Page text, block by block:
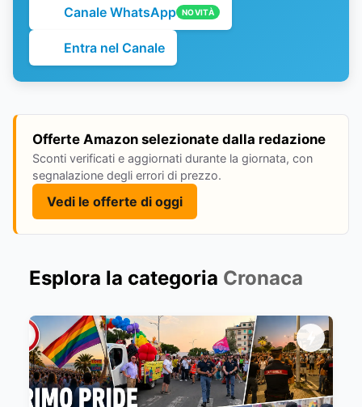
Canale WhatsApp NOVITÀ
Entra nel Canale
Offerte Amazon selezionate dalla redazione
Sconti verificati e aggiornati durante la giornata, con
segnalazione degli errori di prezzo.
Vedi le offerte di oggi
Esplora la categoria Cronaca